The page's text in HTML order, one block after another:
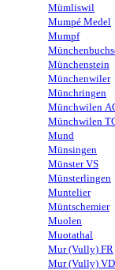
Mümliswil
Mumpé Medel
Mumpf
Münchenstein
Münchenwiler
Münchringen
Münchwilen
Münchwilen
Mund
Münsingen
Münster VS
Münsterlingen
Muntelier
Müntschemier
Muolen
Muotathal
Mur (Vully) FR
Mur (Vully) VD